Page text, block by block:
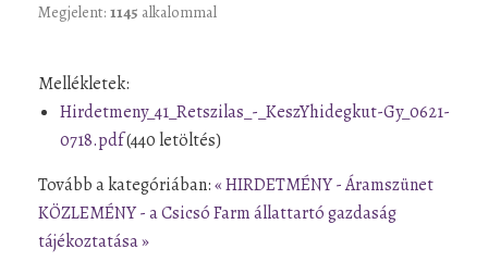
Megjelent: 1145 alkalommal
Mellékletek:
Hirdetmeny_41_Retszilas_-_KeszYhidegkut-Gy_0621-
0718.pdf(440 letöltés)
Tovább a kategóriában:« HIRDETMÉNY - Áramszünet
KÖZLEMÉNY - a Csicsó Farm állattartó gazdaság
tájékoztatása »